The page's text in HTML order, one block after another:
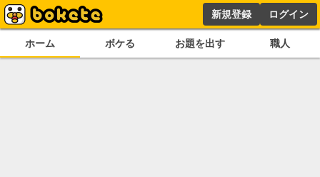
新規登録 ログイン
ホーム ボケる お題を出す 職人